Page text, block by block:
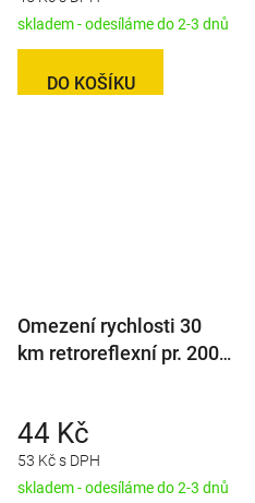
skladem - odesíláme do 2-3 dnů
DO KOŠÍKU
Omezení rychlosti 30
km retroreflexní pr. 200
53 Kč s DPH
44 Kč
skladem - odesíláme do 2-3 dnů